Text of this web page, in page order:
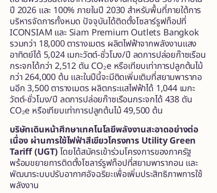
ปี 2026 และ 100% ภายในปี 2030 สำหรับพื้นที่ภายใต้การ
บริหารจัดการทั้งหมด ปัจจุบันได้ติดตั้งโซลาร์รูฟท็อปที่
ICONSIAM และ Siam Premium Outlets Bangkok
รวมกว่า 18,000 ตารางเมตร ผลิตไฟฟ้าจากพลังงานแสง
อาทิตย์ได้ 5,024 เมกะวัตต์-ชั่วโมง/ปี ลดการปล่อยก๊าซเรือน
กระจกได้กว่า 2,512 ตัน CO₂e หรือเทียบเท่าการปลูกต้นไม้
กว่า 264,000 ต้น และในปีนี้จะมีติดเพิ่มเติมที่สยามพารากอ
นอีก 3,500 ตารางเมตร ผลิตกระแสไฟฟ้าได้ 1,044 เมกะ
วัตต์-ชั่วโมง/ปี ลดการปล่อยก๊าซเรือนกระจกได้ 438 ตัน
CO₂e หรือเทียบเท่าการปลูกต้นไม้ 49,500 ต้น
บริษัทเดินหน้าศึกษาเทคโนโลยีพลังงานสะอาดอย่างต่อ
เนื่อง ผ่านการใช้ไฟฟ้าสีเขียวโครงการ Utility Green
Tariff (UGT)โดยได้สมัครเข้าร่วมโครงการของภาครัฐ
พร้อมขยายการติดตั้งโซลาร์รูฟท็อปที่สยามพารากอน และ
พัฒนาระบบปรับอากาศอัจฉริยะเพื่อเพิ่มประสิทธิภาพการใช้
พลังงาน